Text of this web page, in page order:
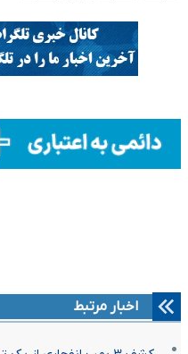
اخبار مرتبط